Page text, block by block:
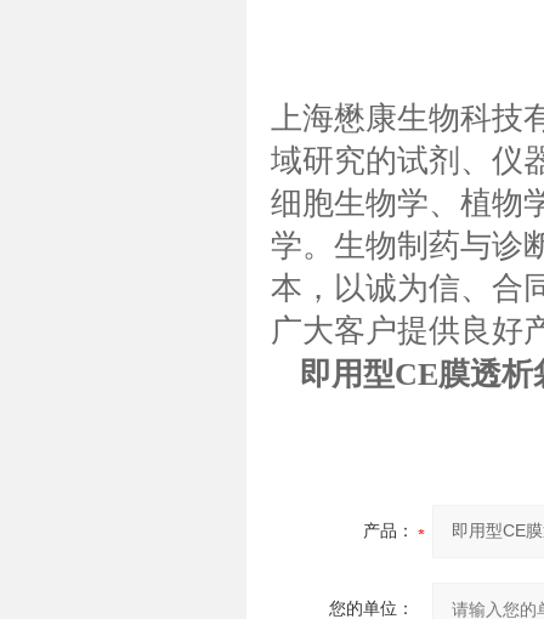
上海懋康生物科技
域研究的试剂、仪
细胞生物学、植物
学。生物制药与诊
本，以诚为信、合
广大客户提供良好
即用型CE膜透析
产品：
您的单位：